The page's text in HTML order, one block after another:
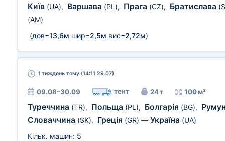
Київ (UA), Варшава (PL), Прага (CZ), Братислава
(AM)
(дов=13,6м шир=2,5м вис=2,72м)
1 тиждень тому (14:11 29.07)
09.08–30.09 тент 24 т 100 м³
Туреччина (TR), Польща (PL), Болгарія (BG),
Словаччина (SK), Греція (GR) — Україна (UA)
Кільк. машин: 5